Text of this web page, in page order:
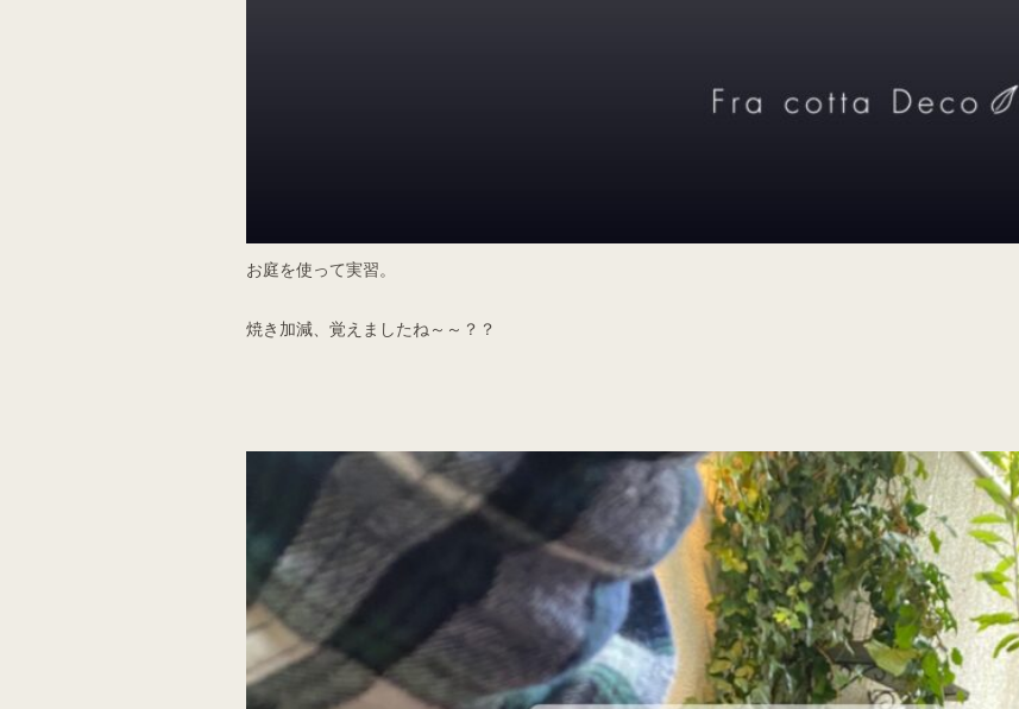
お庭を使って実習。
焼き加減、覚えましたね～～？？